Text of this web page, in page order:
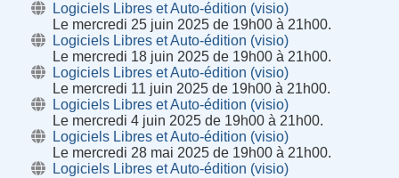
Logiciels Libres et Auto-édition (visio)
Le mercredi 25 juin 2025 de 19h00 à 21h00.
Logiciels Libres et Auto-édition (visio)
Le mercredi 18 juin 2025 de 19h00 à 21h00.
Logiciels Libres et Auto-édition (visio)
Le mercredi 11 juin 2025 de 19h00 à 21h00.
Logiciels Libres et Auto-édition (visio)
Le mercredi 4 juin 2025 de 19h00 à 21h00.
Logiciels Libres et Auto-édition (visio)
Le mercredi 28 mai 2025 de 19h00 à 21h00.
Logiciels Libres et Auto-édition (visio)